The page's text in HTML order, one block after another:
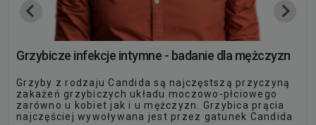
Grzybicze infekcje intymne - badanie dla mężczyzn
Grzyby z rodzaju Candida są najczęstszą przyczyną
zakażeń grzybiczych układu moczowo-płciowego
zarówno u kobiet jak i u mężczyzn. Grzybica prącia
najczęściej wywoływana jest przez gatunek Candida